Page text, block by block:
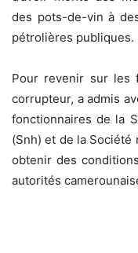
des pots-de-vin à
pétrolières publiques.
Pour revenir sur les
corrupteur, a admis
fonctionnaires de la
(Snh) et de la Société
obtenir des
autorités